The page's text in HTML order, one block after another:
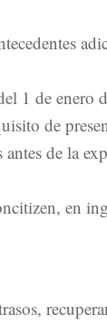
1 de enero
de
antes de la
en